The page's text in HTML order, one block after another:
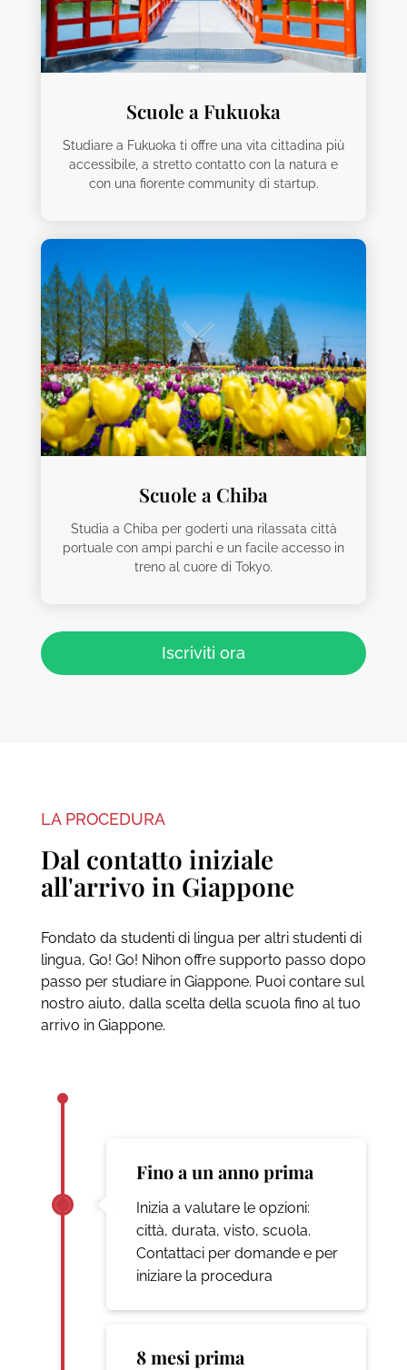
Scuole a Fukuoka
Studiare a Fukuoka ti offre una vita cittadina più
accessibile, a stretto contatto con la natura e
con una fiorente community di startup.
Scuole a Chiba
Studia a Chiba per goderti una rilassata città
portuale con ampi parchi e un facile accesso in
treno al cuore di Tokyo.
Iscriviti ora
LA PROCEDURA
Dal contatto iniziale
all'arrivo in Giappone
Fondato da studenti di lingua per altri studenti di
lingua, Go! Go! Nihon offre supporto passo dopo
passo per studiare in Giappone. Puoi contare sul
nostro aiuto, dalla scelta della scuola fino al tuo
arrivo in Giappone.
Fino a un anno prima
Inizia a valutare le opzioni:
città, durata, visto, scuola.
Contattaci per domande e per
iniziare la procedura
8 mesi prima